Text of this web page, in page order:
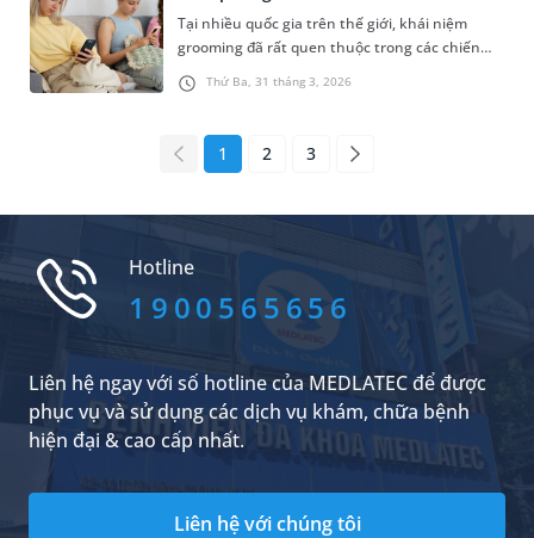
tiếp của trẻ. Để hiểu kỹ hơn về phư...
Thứ Ba, 31 tháng 3, 2026
Tại nhiều quốc gia trên thế giới, khái niệm
grooming đã rất quen thuộc trong các chiến
dịch bảo vệ trẻ em. Tuy nhiên, trên thực tế,
nhiều người còn chưa nhận thức đầy đủ về vấn
bằng những biện pháp nào?
1 2 3
Hotline
1900565656
Liên hệ ngay với số hotline của MEDLATEC để được
phục vụ và sử dụng các dịch vụ khám, chữa bệnh
hiện đại & cao cấp nhất.
Liên hệ với chúng tôi